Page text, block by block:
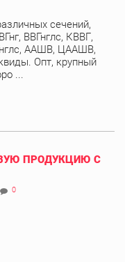
сечений,
ВВГнглс, КВВГ,
ААШВ, ЦААШВ,
Опт, крупный
...
ПРОДУКЦИЮ С
0